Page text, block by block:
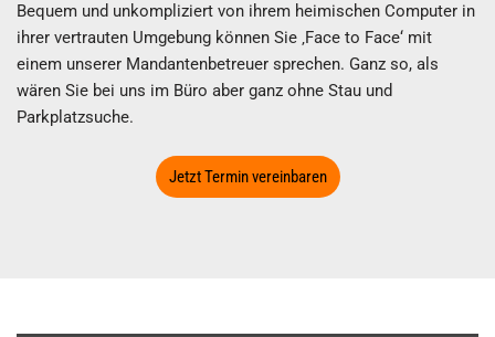
Bequem und unkompliziert von ihrem heimischen Computer in
ihrer vertrauten Umgebung können Sie ‚Face to Face‘ mit
einem unserer Mandantenbetreuer sprechen. Ganz so, als
wären Sie bei uns im Büro aber ganz ohne Stau und
Parkplatzsuche.
Jetzt Termin vereinbaren